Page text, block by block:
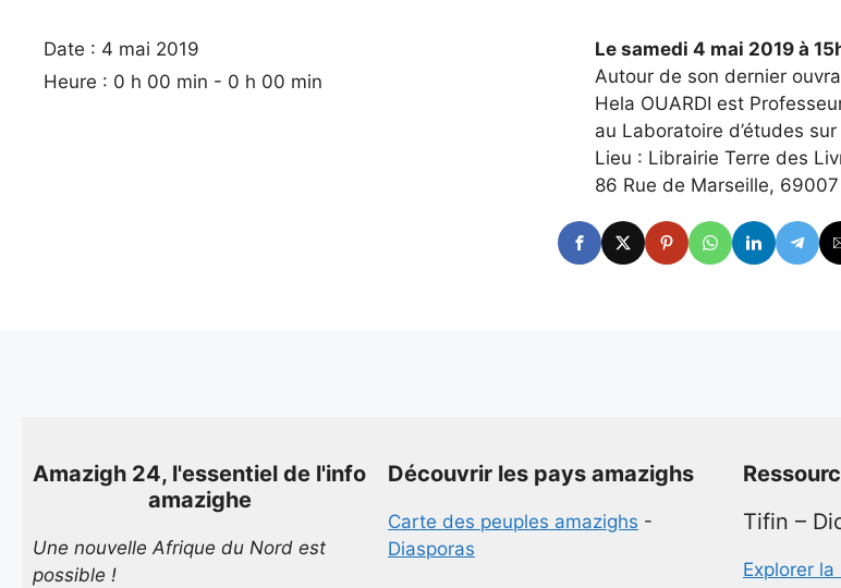
Date : 4 mai 2019
Heure : 0 h 00 min - 0 h 00 min
Le samedi 4 mai 2019 à
Autour de son dernier
Hela OUARDI est
au Laboratoire d’études
Lieu : Librairie Terre des
86 Rue de Marseille, 69007
Amazigh 24, l'essentiel de l'info
amazighe
Une nouvelle Afrique du Nord est
possible !
Découvrir les pays amazighs
Carte des peuples amazighs -
Diasporas
Tifin –
Explorer